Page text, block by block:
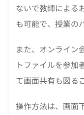
ないで教師による
も可能で、授業の
また、オンライン
トファイルを参加
て画面共有も図る
操作方法は、画面